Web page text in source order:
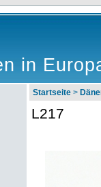
in
Startseite >
L217